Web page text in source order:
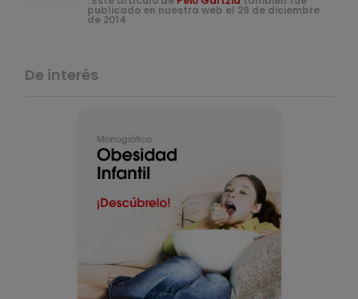
publicado en nuestra web el 29 de diciembre
de 2014
De interés